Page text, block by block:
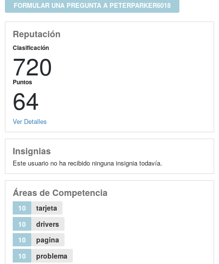
FORMULAR UNA PREGUNTA A PETERPARKER6018
Reputación
Clasificación
720
Puntos
64
Ver Detalles
Insignias
Este usuario no ha recibido ninguna insignia todavía.
Áreas de Competencia
10
tarjeta
10
drivers
10
pagina
10
problema